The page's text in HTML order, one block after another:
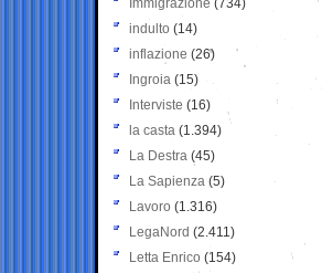
Immigrazione (734)
indulto (14)
inflazione (26)
Ingroia (15)
Interviste (16)
la casta (1.394)
La Destra (45)
La Sapienza (5)
Lavoro (1.316)
LegaNord (2.411)
Letta Enrico (154)